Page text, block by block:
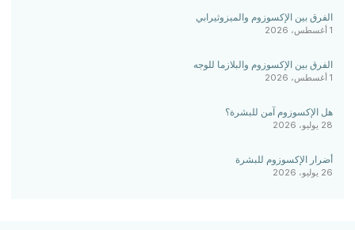
الفرق بين الإكسوزوم والميزوثيرابي
1 أغسطس، 2026
الفرق بين الإكسوزوم والبلازما للوجه
1 أغسطس، 2026
هل الإكسوزوم آمن للبشرة؟
28 يوليو، 2026
أضرار الإكسوزوم للبشرة
26 يوليو، 2026